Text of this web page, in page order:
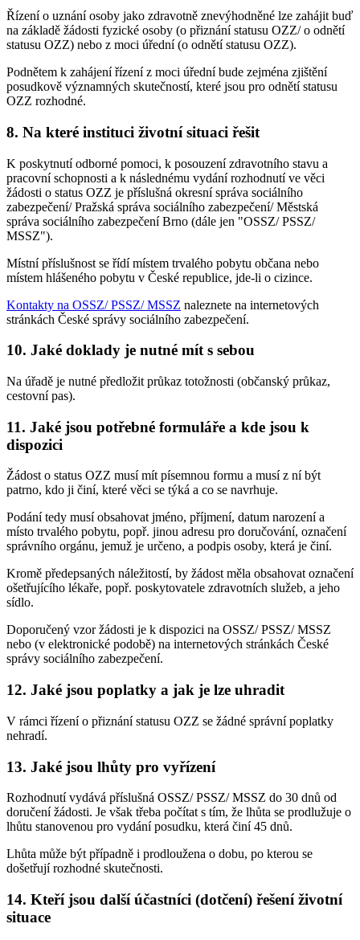
Řízení o uznání osoby jako zdravotně znevýhodněné lze zahájit buď
na základě žádosti fyzické osoby (o přiznání statusu OZZ/ o odnětí
statusu OZZ) nebo z moci úřední (o odnětí statusu OZZ).
Podnětem k zahájení řízení z moci úřední bude zejména zjištění
posudkově významných skutečností, které jsou pro odnětí statusu
OZZ rozhodné.
8. Na které instituci životní situaci řešit
K poskytnutí odborné pomoci, k posouzení zdravotního stavu a
pracovní schopnosti a k následnému vydání rozhodnutí ve věci
žádosti o status OZZ je příslušná okresní správa sociálního
zabezpečení/ Pražská správa sociálního zabezpečení/ Městská
správa sociálního zabezpečení Brno (dále jen "OSSZ/ PSSZ/
MSSZ").
Místní příslušnost se řídí místem trvalého pobytu občana nebo
místem hlášeného pobytu v České republice, jde-li o cizince.
Kontakty na OSSZ/ PSSZ/ MSSZ naleznete na internetových
stránkách České správy sociálního zabezpečení.
10. Jaké doklady je nutné mít s sebou
Na úřadě je nutné předložit průkaz totožnosti (občanský průkaz,
cestovní pas).
11. Jaké jsou potřebné formuláře a kde jsou k
dispozici
Žádost o status OZZ musí mít písemnou formu a musí z ní být
patrno, kdo ji činí, které věci se týká a co se navrhuje.
Podání tedy musí obsahovat jméno, příjmení, datum narození a
místo trvalého pobytu, popř. jinou adresu pro doručování, označení
správního orgánu, jemuž je určeno, a podpis osoby, která je činí.
Kromě předepsaných náležitostí, by žádost měla obsahovat označení
ošetřujícího lékaře, popř. poskytovatele zdravotních služeb, a jeho
sídlo.
Doporučený vzor žádosti je k dispozici na OSSZ/ PSSZ/ MSSZ
nebo (v elektronické podobě) na internetových stránkách České
správy sociálního zabezpečení.
12. Jaké jsou poplatky a jak je lze uhradit
V rámci řízení o přiznání statusu OZZ se žádné správní poplatky
nehradí.
13. Jaké jsou lhůty pro vyřízení
Rozhodnutí vydává příslušná OSSZ/ PSSZ/ MSSZ do 30 dnů od
doručení žádosti. Je však třeba počítat s tím, že lhůta se prodlužuje o
lhůtu stanovenou pro vydání posudku, která činí 45 dnů.
Lhůta může být případně i prodloužena o dobu, po kterou se
došetřují rozhodné skutečnosti.
14. Kteří jsou další účastníci (dotčení) řešení životní
situace